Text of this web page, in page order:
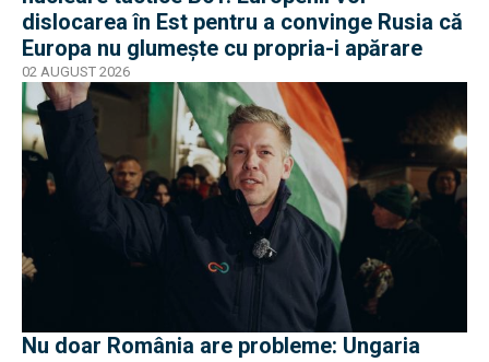
dislocarea în Est pentru a convinge Rusia că
Europa nu glumește cu propria-i apărare
02 AUGUST 2026
Nu doar România are probleme: Ungaria